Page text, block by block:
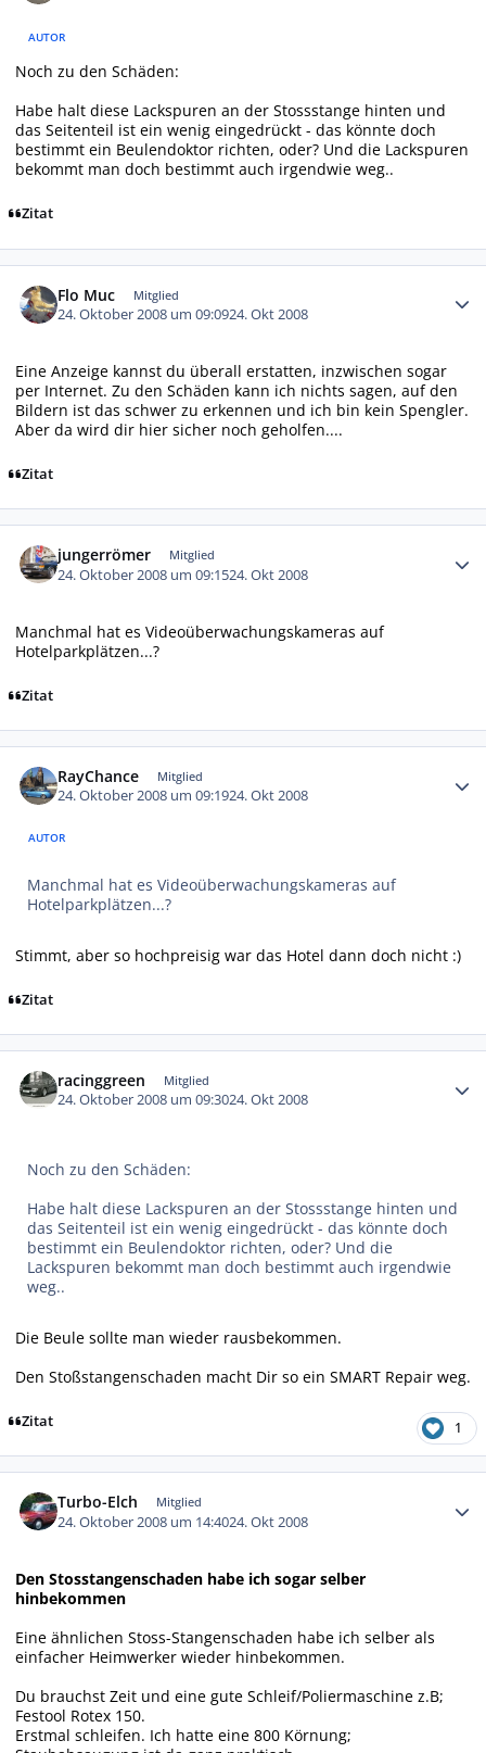
AUTOR
Noch zu den Schäden:
Habe halt diese Lackspuren an der Stossstange hinten und
das Seitenteil ist ein wenig eingedrückt - das könnte doch
bestimmt ein Beulendoktor richten, oder? Und die Lackspuren
bekommt man doch bestimmt auch irgendwie weg..
Zitat
Flo Muc Mitglied
24. Oktober 2008 um 09:0924. Okt 2008
Eine Anzeige kannst du überall erstatten, inzwischen sogar
per Internet. Zu den Schäden kann ich nichts sagen, auf den
Bildern ist das schwer zu erkennen und ich bin kein Spengler.
Aber da wird dir hier sicher noch geholfen....
Zitat
jungerrömer Mitglied
24. Oktober 2008 um 09:1524. Okt 2008
Manchmal hat es Videoüberwachungskameras auf
Hotelparkplätzen...?
Zitat
RayChance Mitglied
24. Oktober 2008 um 09:1924. Okt 2008
AUTOR
Manchmal hat es Videoüberwachungskameras auf
Hotelparkplätzen...?
Stimmt, aber so hochpreisig war das Hotel dann doch nicht :)
Zitat
racinggreen Mitglied
24. Oktober 2008 um 09:3024. Okt 2008
Noch zu den Schäden:
Habe halt diese Lackspuren an der Stossstange hinten und
das Seitenteil ist ein wenig eingedrückt - das könnte doch
bestimmt ein Beulendoktor richten, oder? Und die
Lackspuren bekommt man doch bestimmt auch irgendwie
weg..
Die Beule sollte man wieder rausbekommen.
Den Stoßstangenschaden macht Dir so ein SMART Repair weg.
Zitat 1
Turbo-Elch Mitglied
24. Oktober 2008 um 14:4024. Okt 2008
Den Stosstangenschaden habe ich sogar selber
hinbekommen
Eine ähnlichen Stoss-Stangenschaden habe ich selber als
einfacher Heimwerker wieder hinbekommen.
Du brauchst Zeit und eine gute Schleif/Poliermaschine z.B;
Festool Rotex 150.
Erstmal schleifen. Ich hatte eine 800 Körnung;